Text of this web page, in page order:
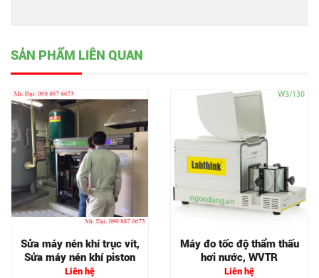
SẢN PHẨM LIÊN QUAN
Sửa máy nén khí trục vít,
Sửa máy nén khí piston
Liên hệ
Máy đo tốc độ thẩm thấu
hơi nước, WVTR
Liên hệ